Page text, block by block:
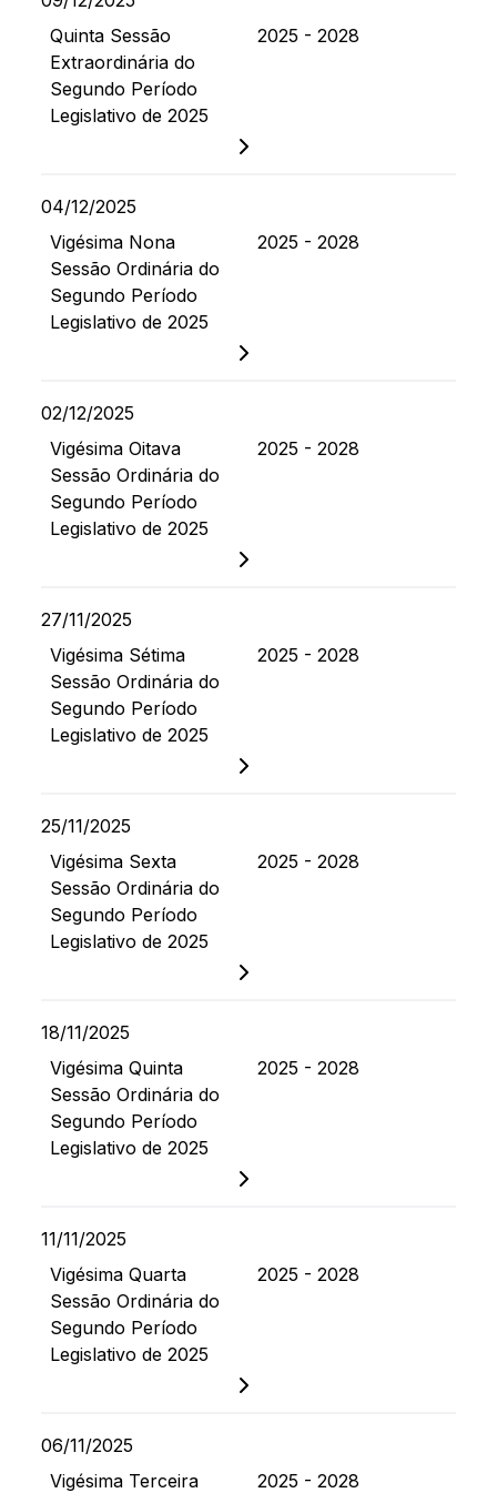
Quinta Sessão
Extraordinária do
Segundo Período
Legislativo de 2025
2025 - 2028
04/12/2025
Vigésima Nona
Sessão Ordinária do
Segundo Período
Legislativo de 2025
2025 - 2028
02/12/2025
Vigésima Oitava
Sessão Ordinária do
Segundo Período
Legislativo de 2025
2025 - 2028
27/11/2025
Vigésima Sétima
Sessão Ordinária do
Segundo Período
Legislativo de 2025
2025 - 2028
25/11/2025
Vigésima Sexta
Sessão Ordinária do
Segundo Período
Legislativo de 2025
2025 - 2028
18/11/2025
Vigésima Quinta
Sessão Ordinária do
Segundo Período
Legislativo de 2025
2025 - 2028
11/11/2025
Vigésima Quarta
Sessão Ordinária do
Segundo Período
Legislativo de 2025
2025 - 2028
06/11/2025
Vigésima Terceira
2025 - 2028